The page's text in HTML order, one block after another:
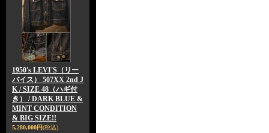
1950's LEVI'S（リー
バイス） 507XX 2nd J
K / SIZE 48（ハギ付
き） / DARK BLUE &
MINT CONDITION
& BIG SIZE!!
5,280,000円(税込)